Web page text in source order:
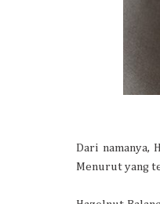
Dari namanya,
Menurut yang